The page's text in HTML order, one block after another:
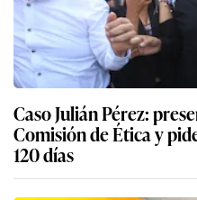
Caso Julián Pérez:
Comisión de Ética y
120 días